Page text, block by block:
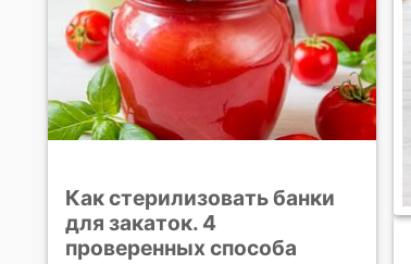
Как стерилизовать банки
для закаток. 4
проверенных способа